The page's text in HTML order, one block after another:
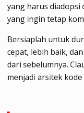
yang harus diadopsi
yang ingin tetap
Bersiaplah untuk
cepat, lebih baik,
dari sebelumnya.
menjadi arsitek kode